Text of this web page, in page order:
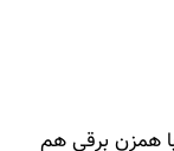
همزن برقی هم